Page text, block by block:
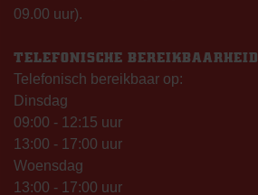
09.00 uur).
TELEFONISCHE BEREIKBAARHEID
Telefonisch bereikbaar op:
Dinsdag
09:00 - 12:15 uur
13:00 - 17:00 uur
Woensdag
13:00 - 17:00 uur